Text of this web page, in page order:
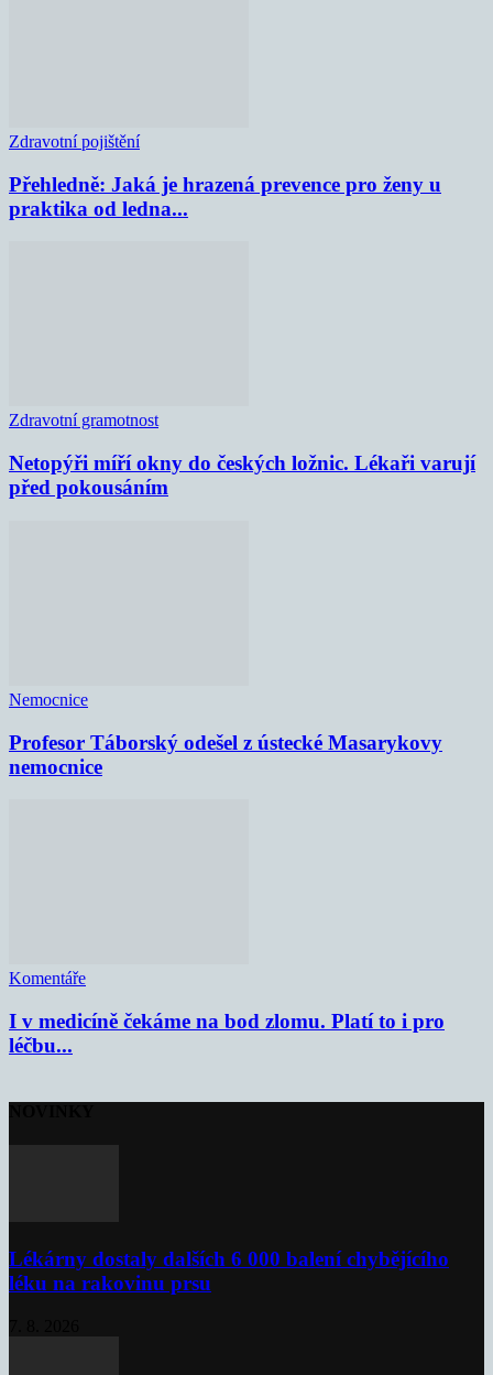
Zdravotní pojištění
Přehledně: Jaká je hrazená prevence pro ženy u
praktika od ledna...
Zdravotní gramotnost
Netopýři míří okny do českých ložnic. Lékaři varují
před pokousáním
Nemocnice
Profesor Táborský odešel z ústecké Masarykovy
nemocnice
Komentáře
I v medicíně čekáme na bod zlomu. Platí to i pro
léčbu...
Lékárny dostaly dalších 6 000 balení chybějícího
léku na rakovinu prsu